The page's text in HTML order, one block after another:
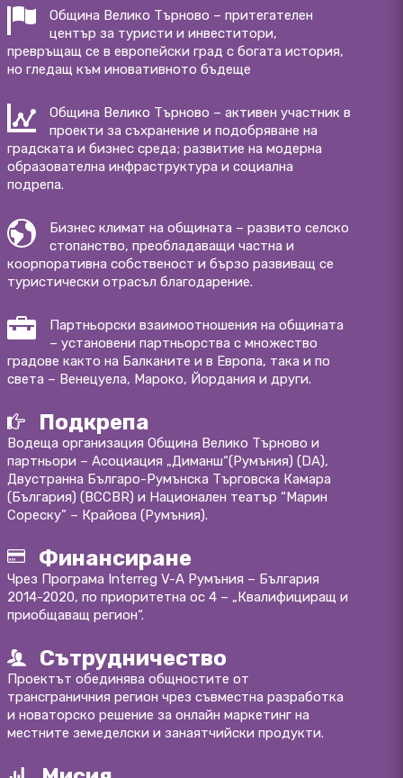
Община Велико Търново – притегателен
център за туристи и инвеститори,
превръщащ се в европейски град с богата история,
но гледащ към иновативното бъдеще
Община Велико Търново – активен участник в
проекти за съхранение и подобряване на
градската и бизнес среда; развитие на модерна
образователна инфраструктура и социална
подрепа.
Бизнес климат на общината – развито селско
стопанство, преобладаващи частна и
коорпоративна собственост и бързо развиващ се
туристически отрасъл благодарение.
Партньорски взаимоотношения на общината
– установени партньорства с множество
градове както на Балканите и в Европа, така и по
света – Венецуела, Мароко, Йордания и други.
Подкрепа
Водеща организация Община Велико Търново и
партньори – Асоциация „Диманш“(Румъния) (DA),
Двустранна Българо-Румънска Търговска Камара
(България) (BCCBR) и Национален театър “Марин
Сореску” – Крайова (Румъния).
Финансиране
Чрез Програма Interreg V-A Румъния – България
2014-2020, по приоритетна ос 4 – „Квалифициращ и
приобщаващ регион“.
Сътрудничество
Проектът обединява общностите от
трансграничния регион чрез съвместна разработка
и новаторско решение за онлайн маркетинг на
местните земеделски и занаятчийски продукти.